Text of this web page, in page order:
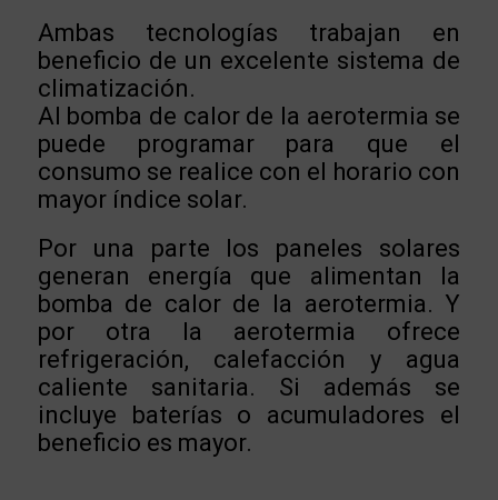
Ambas tecnologías trabajan en
beneficio de un excelente sistema de
climatización.
Al bomba de calor de la aerotermia se
puede programar para que el
consumo se realice con el horario con
mayor índice solar.
Por una parte los paneles solares
generan energía que alimentan la
bomba de calor de la aerotermia. Y
por otra la aerotermia ofrece
refrigeración, calefacción y agua
caliente sanitaria. Si además se
incluye baterías o acumuladores el
beneficio es mayor.